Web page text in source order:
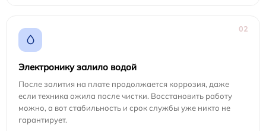
02
Электронику залило водой
После залития на плате продолжается коррозия, даже
если техника ожила после чистки. Восстановить работу
можно, а вот стабильность и срок службы уже никто не
гарантирует.